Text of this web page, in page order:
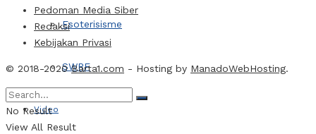
Esoterisisme
SWRF
Video
Pedoman Media Siber
Redaksi
Kebijakan Privasi
© 2018-2020Barta1.com - Hosting by ManadoWebHosting.
No Result
View All Result